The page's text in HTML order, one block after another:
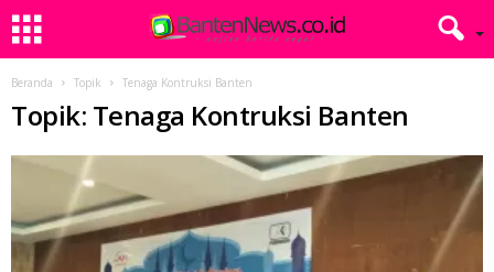
Beranda Topik Tenaga Kontruksi Banten
Topik: Tenaga Kontruksi Banten